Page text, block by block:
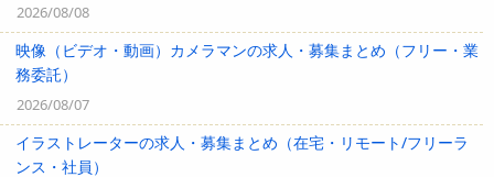
2026/08/08
映像（ビデオ・動画）カメラマンの求人・募集まとめ（フリー・業
務委託）
2026/08/07
イラストレーターの求人・募集まとめ（在宅・リモート/フリーラ
ンス・社員）